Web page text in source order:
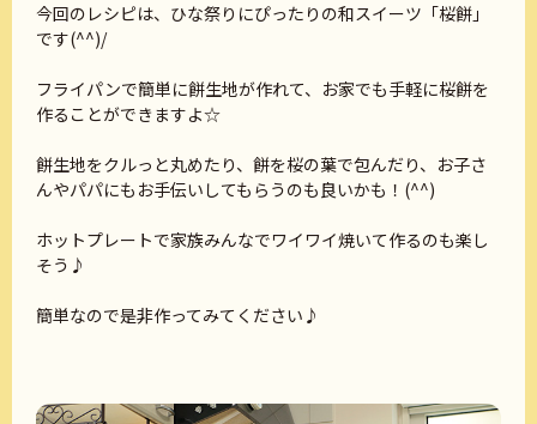
今回のレシピは、ひな祭りにぴったりの和スイーツ「桜餅」
です(^^)/
フライパンで簡単に餅生地が作れて、お家でも手軽に桜餅を
作ることができますよ☆
餅生地をクルっと丸めたり、餅を桜の葉で包んだり、お子さ
んやパパにもお手伝いしてもらうのも良いかも！(^^)
ホットプレートで家族みんなでワイワイ焼いて作るのも楽し
そう♪
簡単なので是非作ってみてください♪